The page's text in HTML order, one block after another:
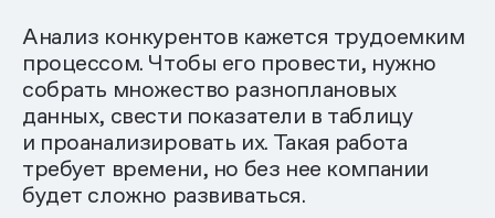
Анализ конкурентов кажется трудоемким
процессом. Чтобы его провести, нужно
собрать множество разноплановых
данных, свести показатели в таблицу
и проанализировать их. Такая работа
требует времени, но без нее компании
будет сложно развиваться.